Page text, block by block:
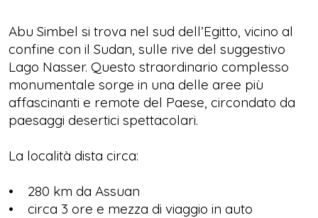
Abu Simbel si trova nel sud dell’Egitto, vicino al
confine con il Sudan, sulle rive del suggestivo
Lago Nasser. Questo straordinario complesso
monumentale sorge in una delle aree più
affascinanti e remote del Paese, circondato da
paesaggi desertici spettacolari.
La località dista circa:
• 280 km da Assuan
• circa 3 ore e mezza di viaggio in auto